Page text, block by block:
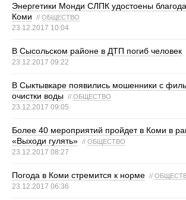
Энергетики Монди СЛПК удостоены
Коми
// ОБЩЕСТВО
23.12.2017 10:04
В Сысольском районе в ДТП погиб человек
23.12.2017 09:22
В Сыктывкаре появились мошенники с
очистки воды // ОБЩЕСТВО
23.12.2017 09:05
Более 40 мероприятий пройдет в Коми в
«Выходи гулять» // ОБЩЕСТВО
23.12.2017 08:27
Погода в Коми стремится к норме //
23.12.2017 06:36